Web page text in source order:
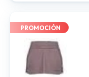
PROMOCIÓN